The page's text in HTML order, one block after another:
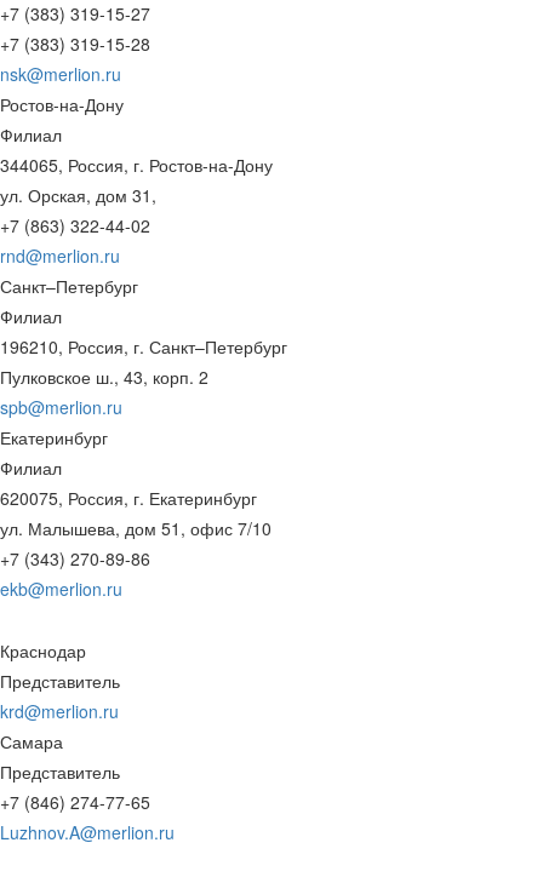
+7 (383) 319-15-27
+7 (383) 319-15-28
nsk@merlion.ru
Ростов-на-Дону
Филиал
344065, Россия, г. Ростов-на-Дону
ул. Орская, дом 31,
+7 (863) 322-44-02
rnd@merlion.ru
Санкт–Петербург
Филиал
196210, Россия, г. Санкт–Петербург
Пулковское ш., 43, корп. 2
spb@merlion.ru
Екатеринбург
Филиал
620075, Россия, г. Екатеринбург
ул. Малышева, дом 51, офис 7/10
+7 (343) 270-89-86
ekb@merlion.ru
Краснодар
Представитель
krd@merlion.ru
Самара
Представитель
+7 (846) 274-77-65
Luzhnov.A@merlion.ru